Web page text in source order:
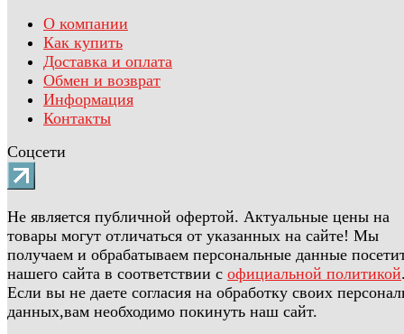
О компании
Как купить
Доставка и оплата
Обмен и возврат
Информация
Контакты
Соцсети
Не является публичной офертой. Актуальные цены на
товары могут отличаться от указанных на сайте! Мы
получаем и обрабатываем персональные данные
нашего сайта в соответствии с официальной политикой
Если вы не даете согласия на обработку своих
данных,вам необходимо покинуть наш сайт.